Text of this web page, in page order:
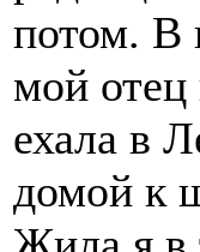
потом. В
мой отец
ехала в
домой к